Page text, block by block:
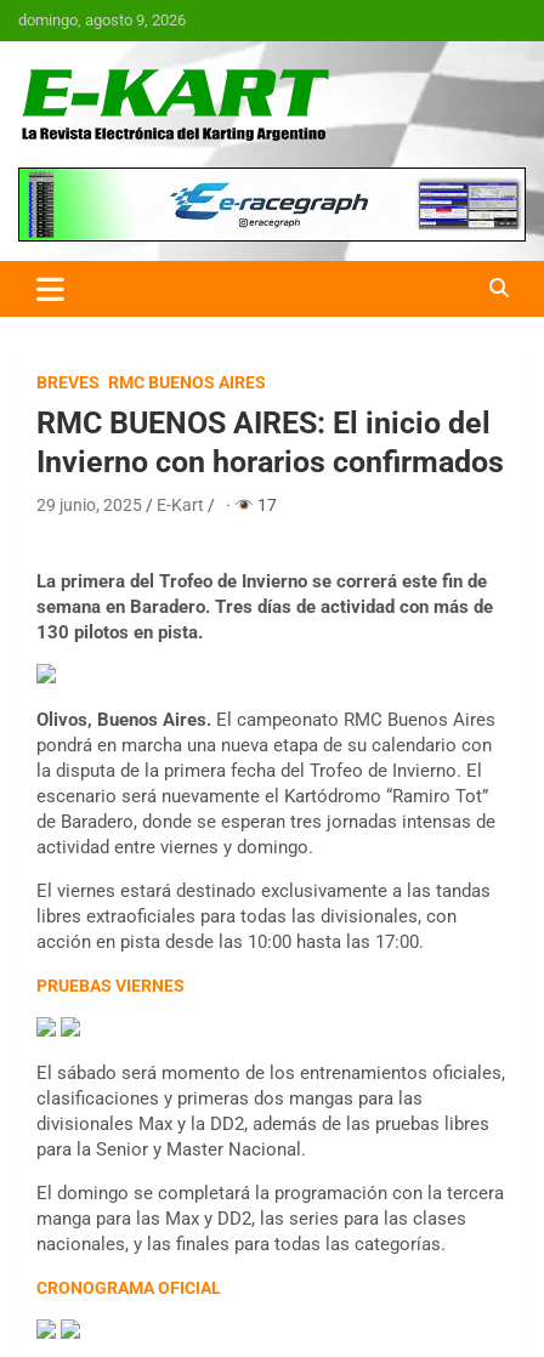
Saltar
al
domingo, agosto 9, 2026
E-Kart.com.ar | La Revista
Electrónica del Karting en
Argentina
BREVES RMC BUENOS AIRES
RMC BUENOS AIRES: El inicio del
Invierno con horarios confirmados
29 junio, 2025 E-Kart · 17
La primera del Trofeo de Invierno se correrá este fin de
semana en Baradero. Tres días de actividad con más de
130 pilotos en pista.
Olivos, Buenos Aires. El campeonato RMC Buenos Aires
pondrá en marcha una nueva etapa de su calendario con
la disputa de la primera fecha del Trofeo de Invierno. El
escenario será nuevamente el Kartódromo “Ramiro Tot”
de Baradero, donde se esperan tres jornadas intensas de
actividad entre viernes y domingo.
El viernes estará destinado exclusivamente a las tandas
libres extraoficiales para todas las divisionales, con
acción en pista desde las 10:00 hasta las 17:00.
PRUEBAS VIERNES
El sábado será momento de los entrenamientos oficiales,
clasificaciones y primeras dos mangas para las
divisionales Max y la DD2, además de las pruebas libres
para la Senior y Master Nacional.
El domingo se completará la programación con la tercera
manga para las Max y DD2, las series para las clases
nacionales, y las finales para todas las categorías.
CRONOGRAMA OFICIAL